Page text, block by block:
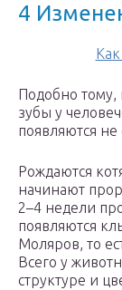
4
Подобно тому,
зубы у
появляются
Рождаются
начинают
2–4 недели
появляются
Моляров, то
Всего у
структуре и